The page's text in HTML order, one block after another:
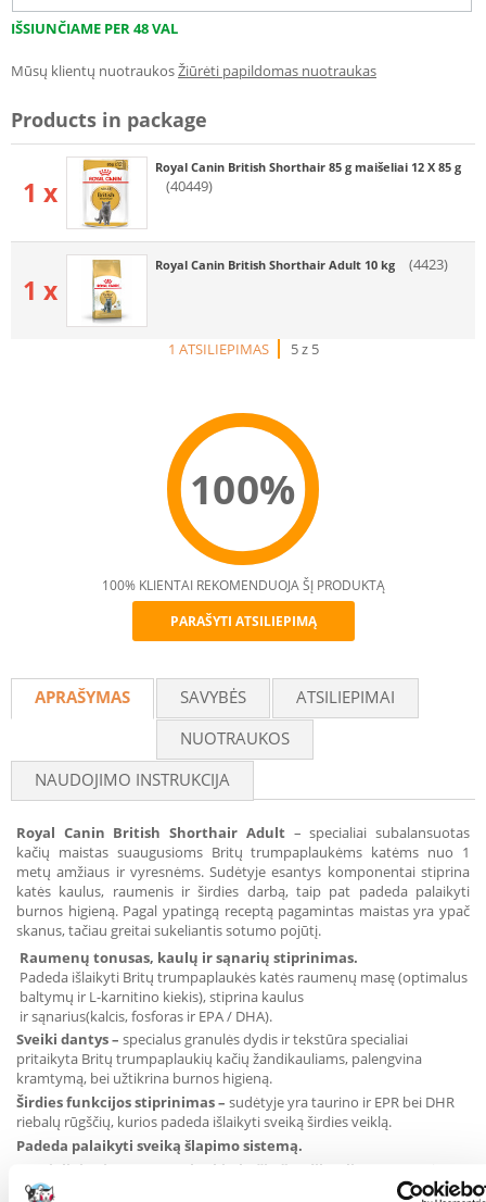
IŠSIUNČIAME PER 48 VAL
Mūsų klientų nuotraukosŽiūrėti papildomas nuotraukas
Products in package
1 x
Royal Canin British Shorthair 85 g maišeliai 12 X 85 g
(40449)
1 x
Royal Canin British Shorthair Adult 10 kg (4423)
1 ATSILIEPIMAS 5 z 5
100%
Recommend
100% KLIENTAI REKOMENDUOJA ŠĮ PRODUKTĄ
PARAŠYTI ATSILIEPIMĄ
APRAŠYMAS SAVYBĖS
ATSILIEPIMAI
NUOTRAUKOS
NAUDOJIMO INSTRUKCIJA
Royal Canin British Shorthair Adult– specialiai subalansuotas
kačių maistas suaugusioms Britų trumpaplaukėms katėms nuo 1
metų amžiaus ir vyresnėms. Sudėtyje esantys komponentai stiprina
katės kaulus, raumenis ir širdies darbą, taip pat padeda palaikyti
burnos higieną. Pagal ypatingą receptą pagamintas maistas yra ypač
skanus, tačiau greitai sukeliantis sotumo pojūtį.
Raumenų tonusas, kaulų ir sąnarių stiprinimas.
Padeda išlaikyti Britų trumpaplaukės katės raumenų masę (optimalus
baltymų ir L-karnitino kiekis), stiprina kaulus
ir sąnarius(kalcis, fosforas ir EPA / DHA).
Sveiki dantys– specialus granulės dydis ir tekstūra specialiai
pritaikyta Britų trumpaplaukių kačių žandikauliams, palengvina
kramtymą, bei užtikrina burnos higieną.
Širdies funkcijos stiprinimas– sudėtyje yra taurino ir EPR bei DHR
riebalų rūgščių, kurios padeda išlaikyti sveiką širdies veiklą.
Padeda palaikyti sveiką šlapimo sistemą.
Spacialiai Britų trumpaplaukių kačių žandikauliams
formos granulė specialiai sukurta tam, kad būtų lengviau Britų